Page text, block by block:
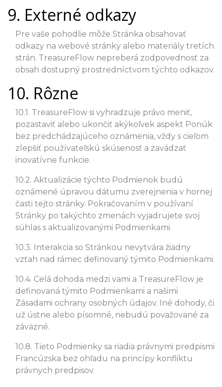
9. Externé odkazy
Pre vaše pohodlie môže Stránka obsahovať
odkazy na webové stránky alebo materiály tretích
strán. TreasureFlow nepreberá zodpovednosť za
obsah dostupný prostredníctvom týchto odkazov.
10. Rôzne
10.1. TreasureFlow si vyhradzuje právo meniť,
pozastaviť alebo ukončiť akýkoľvek aspekt Ponúk
bez predchádzajúceho oznámenia, vždy s cieľom
zlepšiť používateľskú skúsenosť a zavádzať
inovatívne funkcie.
10.2. Aktualizácie týchto Podmienok budú
oznámené úpravou dátumu zverejnenia v hornej
časti tejto stránky. Pokračovaním v používaní
Stránky po takýchto zmenách vyjadrujete svoj
súhlas s aktualizovanými Podmienkami.
10.3. Interakcia so Stránkou nevytvára žiadny
vzťah nad rámec definovaný týmito Podmienkami.
10.4. Celá dohoda medzi vami a TreasureFlow je
definovaná týmito Podmienkami a našimi
Zásadami ochrany osobných údajov. Iné dohody, či
už ústne alebo písomné, nebudú považované za
záväzné.
10.8. Tieto Podmienky sa riadia právnymi predpismi
Francúzska bez ohľadu na princípy konfliktu
právnych predpisov.